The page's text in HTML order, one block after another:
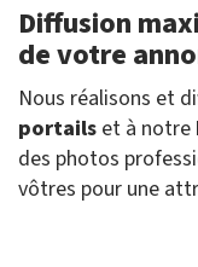
Diffusion
de votre
Nous réalisons et
portails et à notre
des photos
vôtres pour une